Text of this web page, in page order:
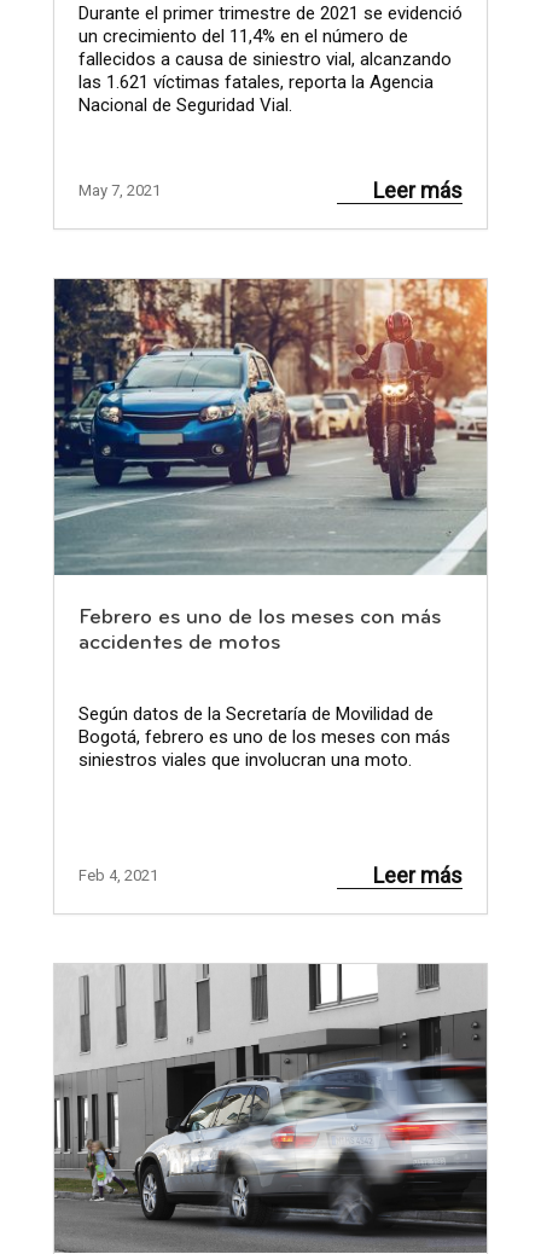
Durante el primer trimestre de 2021 se evidenció
un crecimiento del 11,4% en el número de
fallecidos a causa de siniestro vial, alcanzando
las 1.621 víctimas fatales, reporta la Agencia
Nacional de Seguridad Vial.
May 7, 2021 Leer más
Febrero es uno de los meses con más
accidentes de motos
Según datos de la Secretaría de Movilidad de
Bogotá, febrero es uno de los meses con más
siniestros viales que involucran una moto.
Feb 4, 2021 Leer más